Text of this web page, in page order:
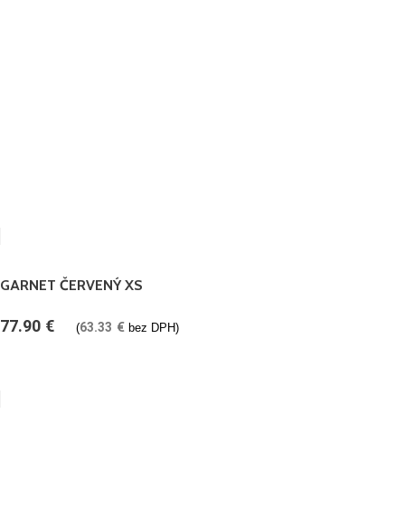
GARNET ČERVENÝ XS
77.90 € (63.33 € bez DPH)